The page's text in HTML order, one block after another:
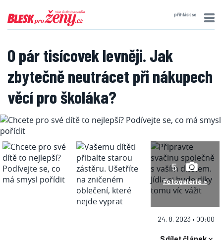
přihlásit se
O pár tisícovek levněji. Jak
zbytečně neutrácet při nákupech
věcí pro školáka?
5
Fotogalerie >
24. 8. 2023 • 00:00